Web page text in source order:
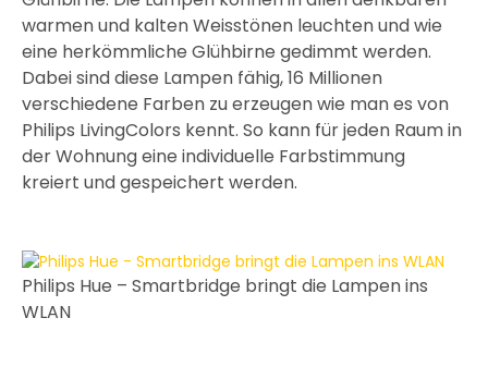
warmen und kalten Weisstönen leuchten und wie
eine herkömmliche Glühbirne gedimmt werden.
Dabei sind diese Lampen fähig, 16 Millionen
verschiedene Farben zu erzeugen wie man es von
Philips LivingColors kennt. So kann für jeden Raum in
der Wohnung eine individuelle Farbstimmung
kreiert und gespeichert werden.
Philips Hue – Smartbridge bringt die Lampen ins
WLAN